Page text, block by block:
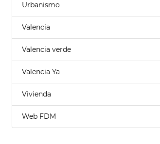
Urbanismo
Valencia
Valencia verde
Valencia Ya
Vivienda
Web FDM